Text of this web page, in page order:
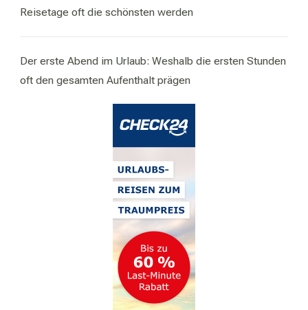
Reisetage oft die schönsten werden
Der erste Abend im Urlaub: Weshalb die ersten Stunden
oft den gesamten Aufenthalt prägen